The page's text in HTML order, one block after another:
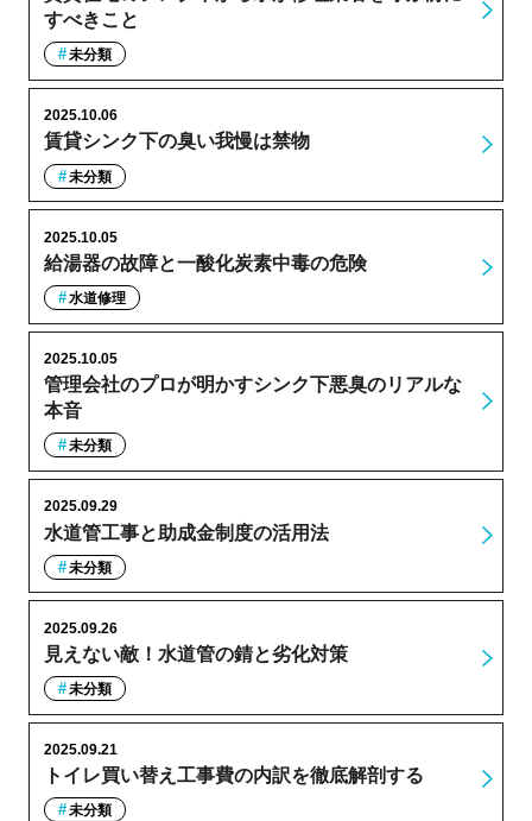
すべきこと
未分類
賃貸シンク下の臭い我慢は禁物
2025.10.06
未分類
給湯器の故障と一酸化炭素中毒の危険
2025.10.05
水道修理
管理会社のプロが明かすシンク下悪臭のリアルな
本音
2025.10.05
未分類
水道管工事と助成金制度の活用法
2025.09.29
未分類
見えない敵！水道管の錆と劣化対策
2025.09.26
未分類
トイレ買い替え工事費の内訳を徹底解剖する
2025.09.21
未分類